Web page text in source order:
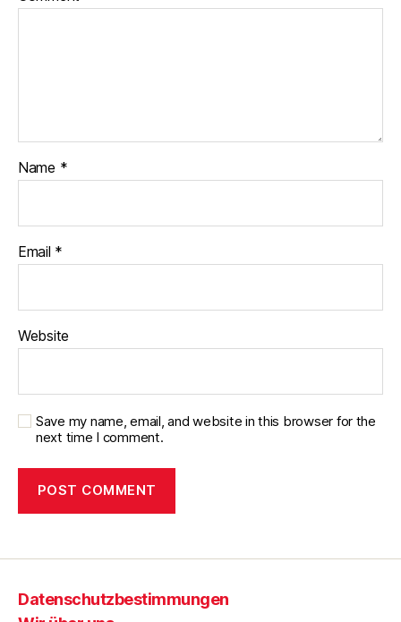
Name *
Email *
Website
Save my name, email, and website in this browser for the
next time I comment.
Datenschutzbestimmungen